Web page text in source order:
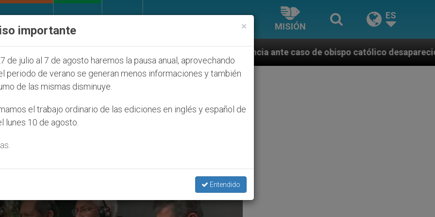
MISIÓN
ES
Juventud Seúl 2027 ONU se pronuncia ante caso de obispo católico desaparecido por la
Ricardo Centellas Guzmán’
×
importante
de julio al 7 de agosto haremos la pausa anual, aprovechando
periodo de verano se generan menos informaciones y también
de las mismas disminuye.
el trabajo ordinario de las ediciones en inglés y español de
lunes 10 de agosto.
Entendido